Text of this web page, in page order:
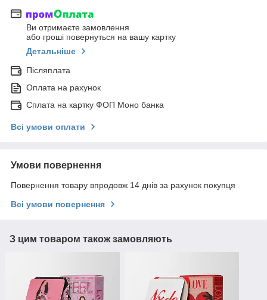
Ви отримаєте замовлення
або гроші повернуться на вашу картку
Детальніше
Післяплата
Оплата на рахунок
Сплата на картку ФОП Моно банка
Всі умови оплати
Умови повернення
Повернення товару впродовж 14 днів за рахунок покупця
Всі умови повернення
З цим товаром також замовляють